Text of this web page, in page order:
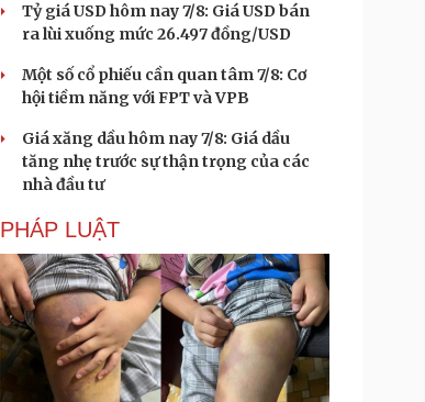
Tỷ giá USD hôm nay 7/8: Giá USD bán
ra lùi xuống mức 26.497 đồng/USD
Một số cổ phiếu cần quan tâm 7/8: Cơ
hội tiềm năng với FPT và VPB
Giá xăng dầu hôm nay 7/8: Giá dầu
tăng nhẹ trước sự thận trọng của các
nhà đầu tư
PHÁP LUẬT